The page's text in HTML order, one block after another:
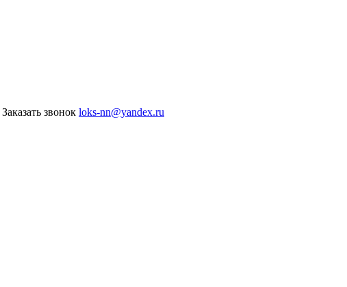
Заказать звонок loks-nn@yandex.ru